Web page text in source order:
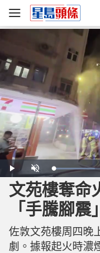
P
l
a
y
U
n
m
u
t
e
L
o
a
d
e
d
3
1
8
4
%
文苑樓奪命
「手騰腳
佐敦文苑樓周四晚
劇。據報起火時濃